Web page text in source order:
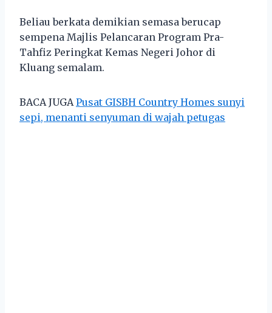
Beliau berkata demikian semasa berucap
sempena Majlis Pelancaran Program Pra-
Tahfiz Peringkat Kemas Negeri Johor di
Kluang semalam.
BACA JUGA Pusat GISBH Country Homes sunyi
sepi, menanti senyuman di wajah petugas